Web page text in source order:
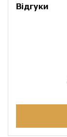
Відгуки